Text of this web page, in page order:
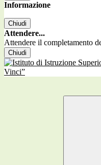
Informazione
Chiudi
Attendere...
Attendere il completamento
Chiudi